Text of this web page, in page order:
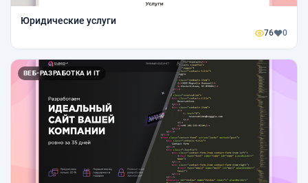
Юридические услуги
76 0
ВЕБ-РАЗРАБОТКА И IT